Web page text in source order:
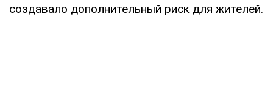
создавало дополнительный риск для жителей.